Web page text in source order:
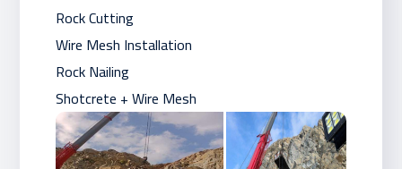
Rock Cutting
Wire Mesh Installation
Rock Nailing
Shotcrete + Wire Mesh